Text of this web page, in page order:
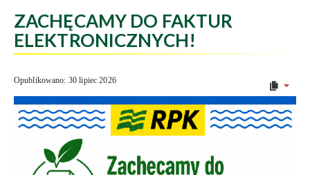
ZACHĘCAMY DO FAKTUR
ELEKTRONICZNYCH!
Opublikowano: 30 lipiec 2026